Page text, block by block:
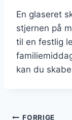
En glaseret
stjernen på
til en festlig
kan du
FORRIGE